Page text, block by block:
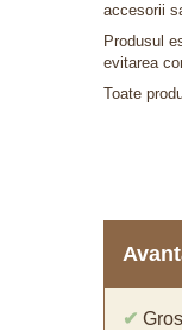
accesorii
Produsul
evitarea
Toate
✔